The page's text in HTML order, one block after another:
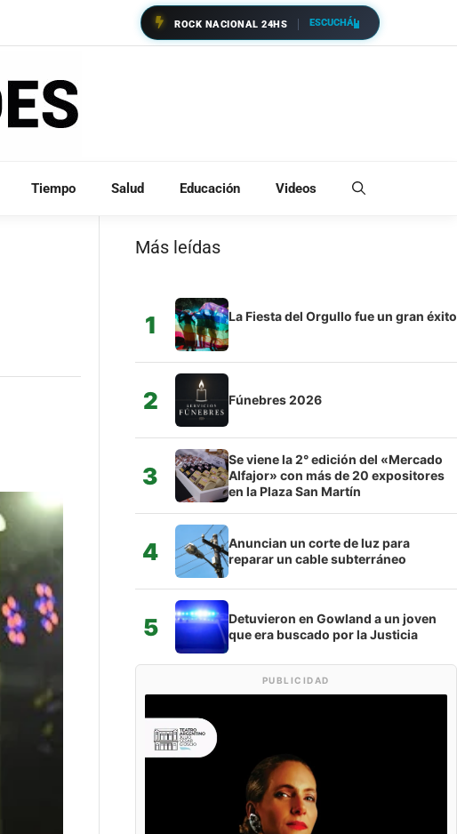
ROCK NACIONAL 24HS ESCUCHÁ
Tiempo Salud Educación Videos
Más leídas
1 La Fiesta del Orgullo fue un gran éxito
2 Fúnebres 2026
3
Se viene la 2° edición del «Mercado
Alfajor» con más de 20 expositores
en la Plaza San Martín
4
Anuncian un corte de luz para
reparar un cable subterráneo
5
Detuvieron en Gowland a un joven
que era buscado por la Justicia
PUBLICIDAD